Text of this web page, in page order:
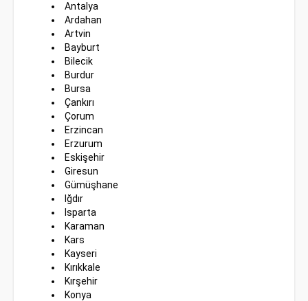
Antalya
Ardahan
Artvin
Bayburt
Bilecik
Burdur
Bursa
Çankırı
Çorum
Erzincan
Erzurum
Eskişehir
Giresun
Gümüşhane
Iğdır
Isparta
Karaman
Kars
Kayseri
Kırıkkale
Kırşehir
Konya